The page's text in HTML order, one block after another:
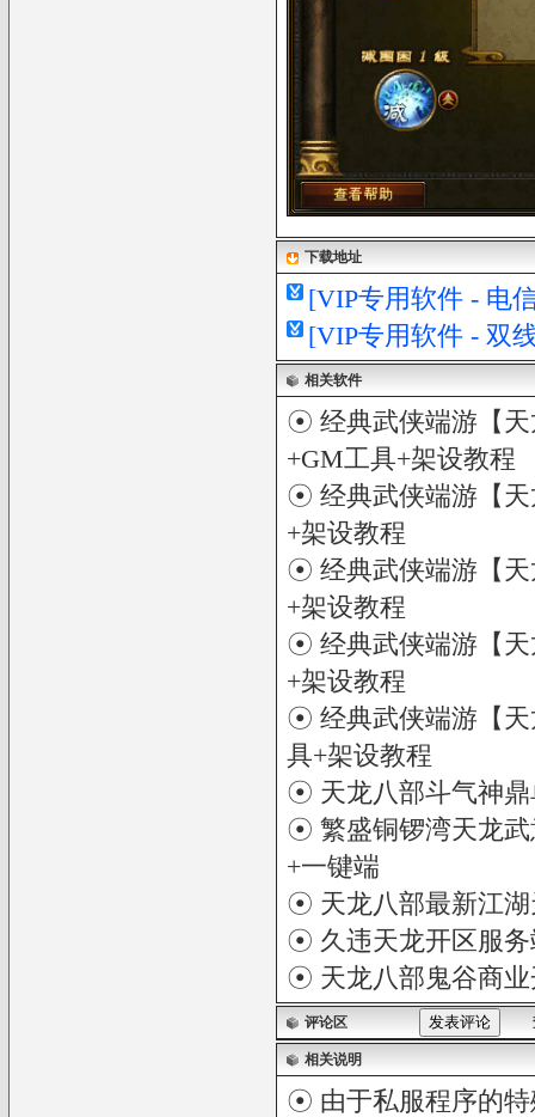
下载地址
[VIP专用软件 - 电
[VIP专用软件 - 双
相关软件
☉ 经典武侠端游【
+GM工具+架设教程
☉ 经典武侠端游【
+架设教程
☉ 经典武侠端游【
+架设教程
☉ 经典武侠端游【
+架设教程
☉ 经典武侠端游【
具+架设教程
☉ 天龙八部斗气神
☉ 繁盛铜锣湾天龙
+一键端
☉ 天龙八部最新江
☉ 久违天龙开区服
☉ 天龙八部鬼谷商
评论区
相关说明
☉ 由于私服程序的特